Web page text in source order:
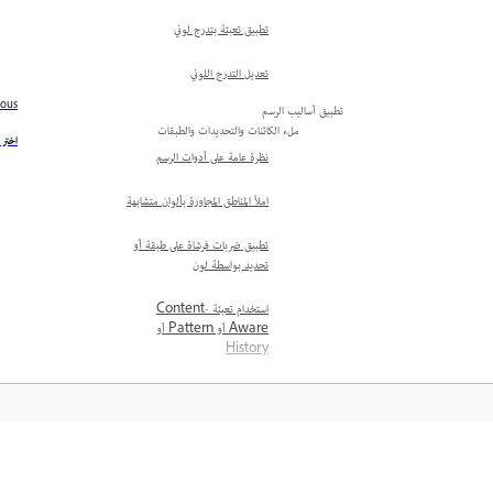
تطبيق تعبئة بتدرج لوني
تعديل التدرج اللوني
تطبيق أساليب الرسم
ملء الكائنات والتحديدات والطبقات
نظرة عامة على أدوات الرسم
املأ المناطق المجاورة بألوان متشابهة
تطبيق ضربات فرشاة على طبقة أو
تحديد بواسطة لون
استخدام تعبئة Content-
Aware أو Pattern أو
History